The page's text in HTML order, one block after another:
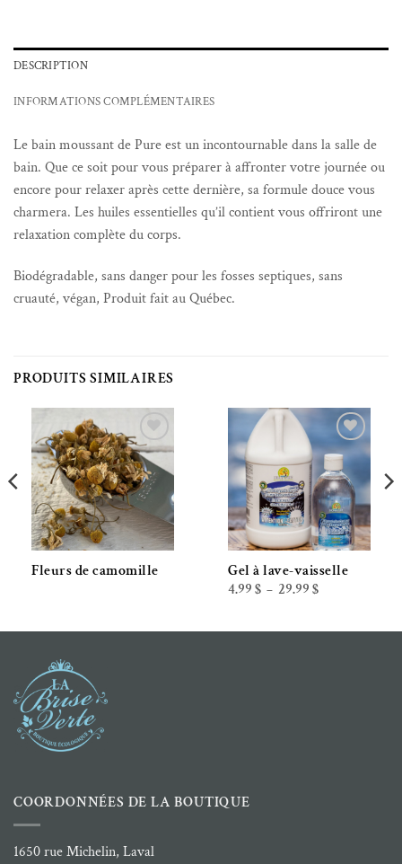
DESCRIPTION
INFORMATIONS COMPLÉMENTAIRES
Le bain moussant de Pure est un incontournable dans la salle de
bain. Que ce soit pour vous préparer à affronter votre journée ou
encore pour relaxer après cette dernière, sa formule douce vous
charmera. Les huiles essentielles qu’il contient vous offriront une
relaxation complète du corps.
Biodégradable, sans danger pour les fosses septiques, sans
cruauté, végan, Produit fait au Québec.
PRODUITS SIMILAIRES
Ajouter à la liste de souhaits
Fleurs de camomille
Ajouter à la liste de souhaits
Gel à lave-vaisselle
4.99 $ – 29.99 $Plage
à
COORDONNÉES DE LA BOUTIQUE
1650 rue Michelin, Laval